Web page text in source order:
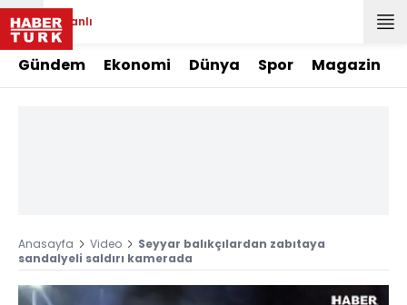
Canlı
Gündem Ekonomi Dünya Spor Magazin
Anasayfa Video
Seyyar balıkçılardan zabıtaya
sandalyeli saldırı kamerada